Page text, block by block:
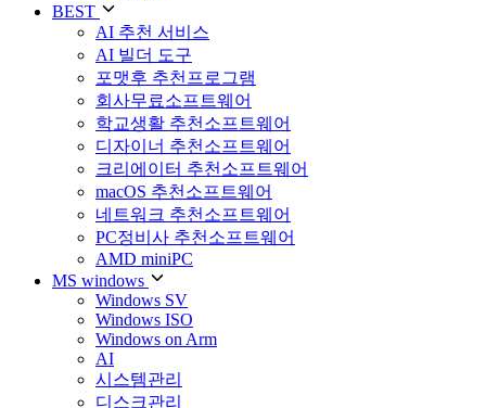
BEST
AI 추천 서비스
AI 빌더 도구
포맷후 추천프로그램
회사무료소프트웨어
학교생활 추천소프트웨어
디자이너 추천소프트웨어
크리에이터 추천소프트웨어
macOS 추천소프트웨어
네트워크 추천소프트웨어
PC정비사 추천소프트웨어
AMD miniPC
MS windows
Windows SV
Windows ISO
Windows on Arm
AI
시스템관리
디스크관리